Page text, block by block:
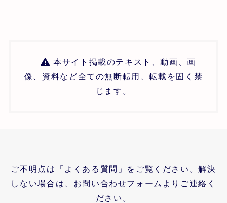
本サイト掲載のテキスト、動画、画
像、資料など全ての無断転用、転載を固く禁
じます。
ご不明点は「よくある質問」をご覧ください。解決
しない場合は、お問い合わせフォームよりご連絡く
ださい。